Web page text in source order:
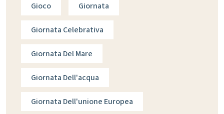
Gioco Giornata
Giornata Celebrativa
Giornata Del Mare
Giornata Dell'acqua
Giornata Dell'unione Europea